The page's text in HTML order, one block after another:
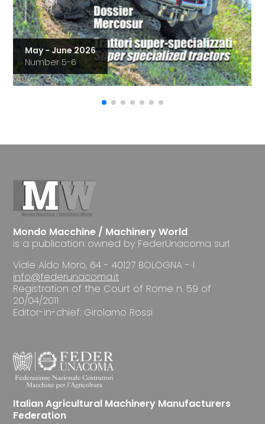
May - June 2026
Number 5-6
Mondo Macchine / Machinery World
is a publication owned by FederUnacoma surl
Viale Aldo Moro, 64 - 40127 BOLOGNA - I
info@federunacoma.it
Registration of the Court of Rome n. 59 of
20/04/2011
Editor-in-chief: Girolamo Rossi
Italian Agricultural Machinery Manufacturers
Federation